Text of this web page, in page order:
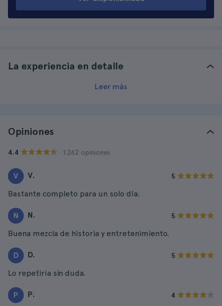
La experiencia en detalle
Leer más
Opiniones
4.4 · 1.262 opiniones
V V. 5
Bastante completo para un solo día.
N N. 5
Buena mezcla de historia y entretenimiento.
D D. 5
Lo repetiría sin duda.
P P. 4